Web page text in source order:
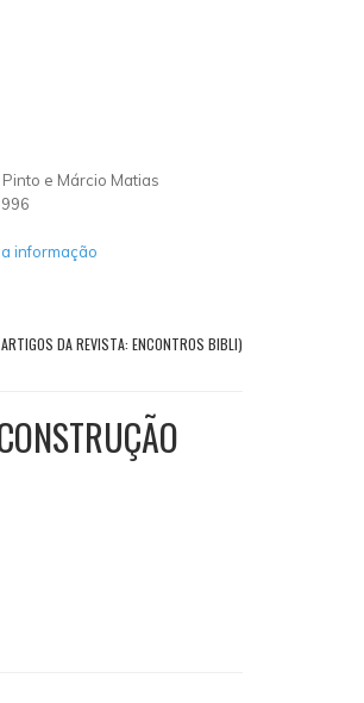
e Márcio Matias
informação
DA REVISTA: ENCONTROS BIBLI)